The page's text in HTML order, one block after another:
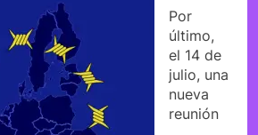
Por
último,
el 14 de
julio, una
nueva
reunión